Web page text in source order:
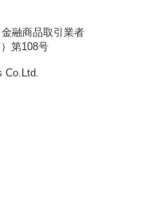
融商品取引業者
第108号
Co.Ltd.